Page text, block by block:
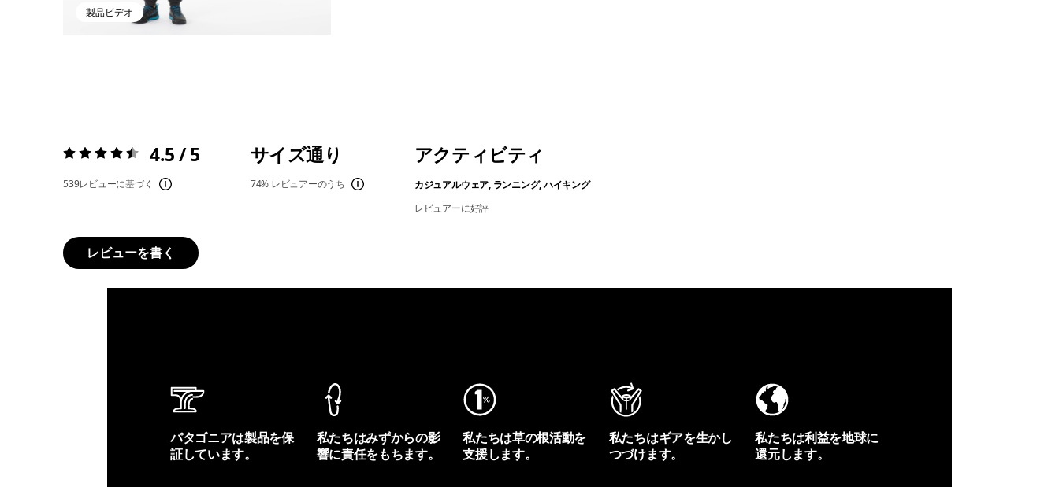
製品ビデオ
評価:4.5 / 5 4.5 / 5
539レビューに基づく
サイズ通り
74% レビュアーのうち
アクティビティ
カジュアルウェア, ランニング, ハイキング
レビュアーに好評
レビューを書く
パタゴニアは製品を保
証しています。
私たちはみずからの影
響に責任をもちます。
私たちは草の根活動を
支援します。
私たちはギアを生かし
つづけます。
私たちは利益を地球に
還元します。